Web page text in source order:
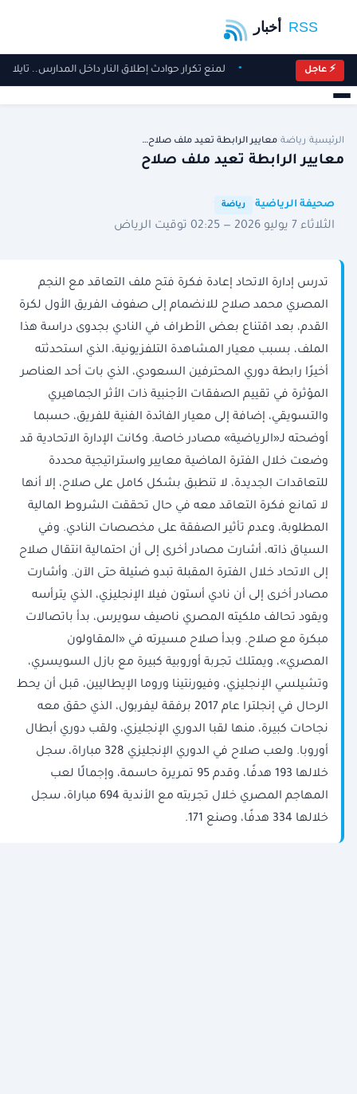
⚡ عاجل لمنع تكرار حوادث إطلاق النار داخل المدارس..
الرئيسية رياضة معايير الرابطة تعيد ملف صلاح…
معايير الرابطة تعيد ملف صلاح
صحيفة الرياضية رياضة
الثلاثاء 7 يوليو 2026 — 02:25 توقيت الرياض
تدرس إدارة الاتحاد إعادة فكرة فتح ملف التعاقد مع النجم
المصري محمد صلاح للانضمام إلى صفوف الفريق الأول لكرة
القدم، بعد اقتناع بعض الأطراف في النادي بجدوى دراسة هذا
الملف، بسبب معيار المشاهدة التلفزيونية، الذي استحدثته
أخيرًا رابطة دوري المحترفين السعودي، الذي بات أحد العناصر
المؤثرة في تقييم الصفقات الأجنبية ذات الأثر الجماهيري
والتسويقي، إضافة إلى معيار الفائدة الفنية للفريق، حسبما
أوضحته لـ«الرياضية» مصادر خاصة. وكانت الإدارة الاتحادية قد
وضعت خلال الفترة الماضية معايير واستراتيجية محددة
للتعاقدات الجديدة، لا تنطبق بشكل كامل على صلاح، إلا أنها
لا تمانع فكرة التعاقد معه في حال تحققت الشروط المالية
المطلوبة، وعدم تأثير الصفقة على مخصصات النادي. وفي
السياق ذاته، أشارت مصادر أخرى إلى أن احتمالية انتقال صلاح
إلى الاتحاد خلال الفترة المقبلة تبدو ضئيلة حتى الآن. وأشارت
مصادر أخرى إلى أن نادي أستون فيلا الإنجليزي، الذي يترأسه
ويقود تحالف ملكيته المصري ناصيف سويرس، بدأ باتصالات
مبكرة مع صلاح. وبدأ صلاح مسيرته في «المقاولون
المصري»، ويمتلك تجربة أوروبية كبيرة مع بازل السويسري،
وتشيلسي الإنجليزي، وفيورنتينا وروما الإيطاليين، قبل أن يحط
الرحال في إنجلترا عام 2017 برفقة ليفربول، الذي حقق معه
نجاحات كبيرة، منها لقبا الدوري الإنجليزي، ولقب دوري أبطال
أوروبا. ولعب صلاح في الدوري الإنجليزي 328 مباراة، سجل
خلالها 193 هدفًا، وقدم 95 تمريرة حاسمة، وإجمالًا لعب
المهاجم المصري خلال تجربته مع الأندية 694 مباراة، سجل
خلالها 334 هدفًا، وصنع 171.